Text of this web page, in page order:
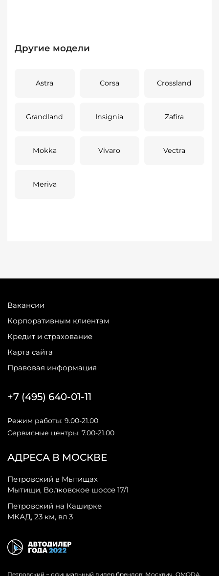
Другие модели
Astra Corsa Crossland
Grandland Insignia Zafira
Mokka Vivaro Vectra
Meriva
Вакансии
Корпоративным клиентам
Кредит и страхование
Карта сайта
Правовая информация
АДРЕСА В МОСКВЕ
Петровский в Мытищах
Мытищи, Волковское шоссе 17/1
Петровский на Каширке
МКАД, 23 км, вл 3
+7 (495) 640-01-11
Режим работы: 9.00-21.00
Сервисные центры: 7.00-21.00
Петровский − официальный дилер брендов: Москвич, OMODA,